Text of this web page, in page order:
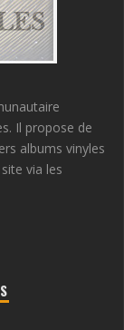
Il propose de
albums vinyles
via les